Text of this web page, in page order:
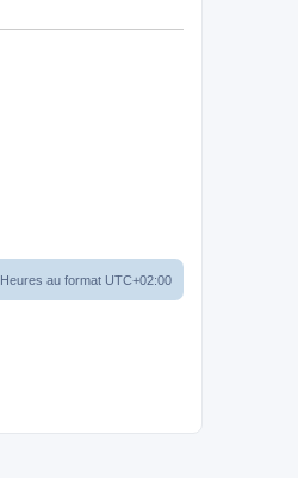
Heures au format UTC+02:00